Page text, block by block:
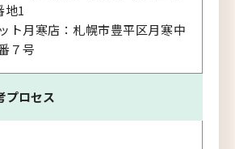
地1
ト月寒店：札幌市豊平区月寒中
７号
プロセス